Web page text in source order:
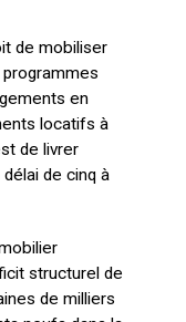
de mobiliser
en
locatifs à
de livrer
de cinq à
structurel de
de milliers